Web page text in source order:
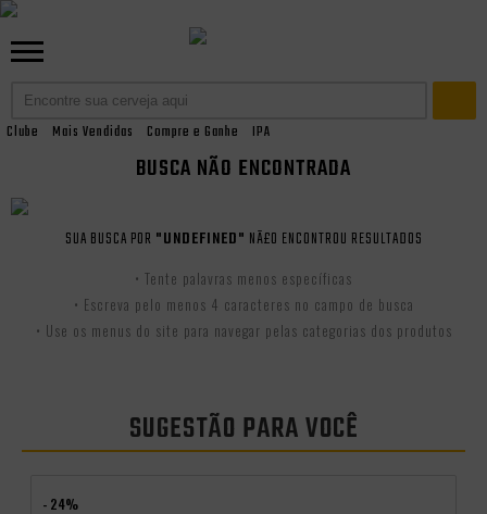
Clube Mais Vendidas Compre e Ganhe IPA
BUSCA NÃO ENCONTRADA
SUA BUSCA POR "UNDEFINED" NÃ£O ENCONTROU RESULTADOS
• Tente palavras menos específicas
• Escreva pelo menos 4 caracteres no campo de busca
• Use os menus do site para navegar pelas categorias dos produtos
SUGESTÃO PARA VOCÊ
- 24%